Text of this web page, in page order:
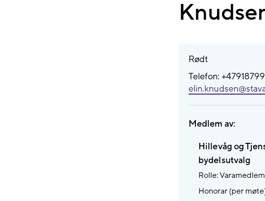
Rødt
Telefon:
Medlem av:
Hillevåg og
bydelsutvalg
Rolle:
Honorar (per